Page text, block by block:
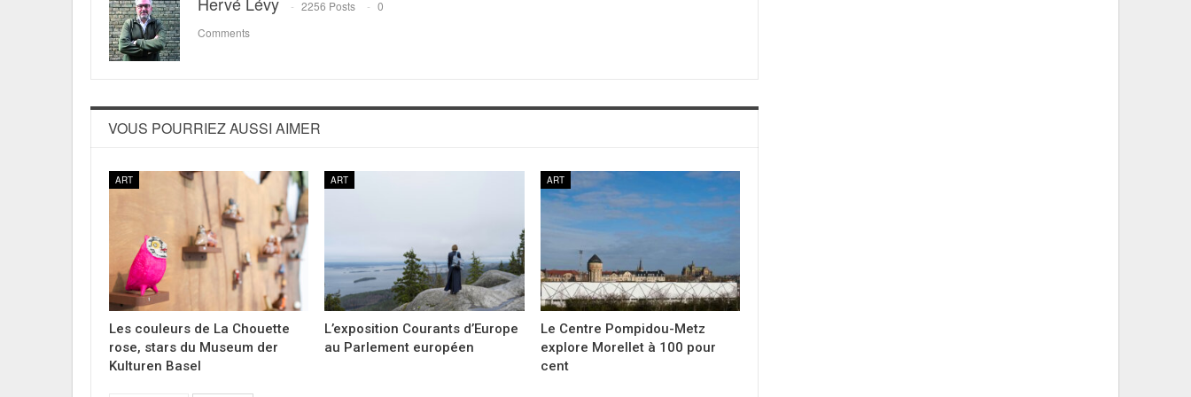
2256 Posts
0
Comments
VOUS POURRIEZ AUSSI AIMER
ART
Les couleurs de La Chouette
rose, stars du Museum der
Kulturen Basel
ART
L’exposition Courants d’Europe
au Parlement européen
ART
Le Centre Pompidou-Metz
explore Morellet à 100 pour
cent